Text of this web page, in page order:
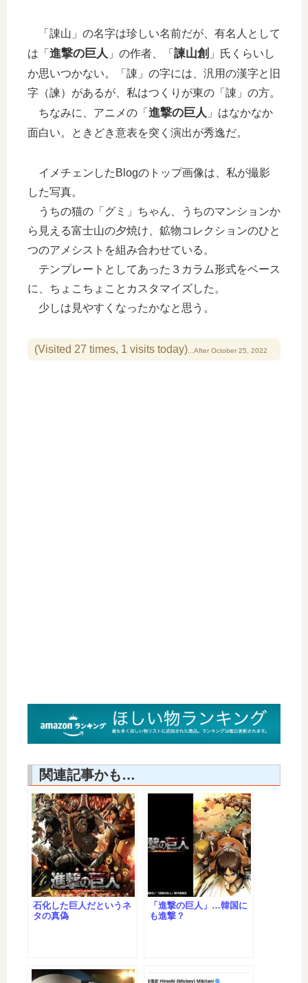
「諌山」の名字は珍しい名前だが、有名人として
は「 進撃の巨人 」の作者、「 諫山創 」氏くらいし
か思いつかない。「諌」の字には、汎用の漢字と旧
字（諫）があるが、私はつくりが東の「諌」の方。
ちなみに、アニメの「 進撃の巨人 」はなかなか
面白い。ときどき意表を突く演出が秀逸だ。
イメチェンしたBlogのトップ画像は、私が撮影
した写真。
うちの猫の「グミ」ちゃん、うちのマンションか
ら見える富士山の夕焼け、鉱物コレクションのひと
つのアメシストを組み合わせている。
テンプレートとしてあった３カラム形式をベース
に、ちょこちょことカスタマイズした。
少しは見やすくなったかなと思う。
(Visited 27 times, 1 visits today)
関連記事かも…
石化した巨人だというネ
タの真偽
「進撃の巨人」…韓国に
も進撃？